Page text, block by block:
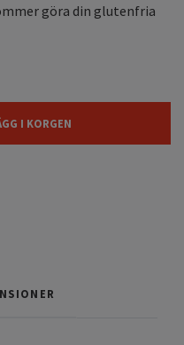
göra din glutenfria
I KORGEN